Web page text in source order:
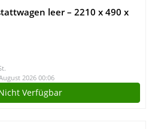
leer – 2210 x 490 x
2026 00:06
Verfügbar